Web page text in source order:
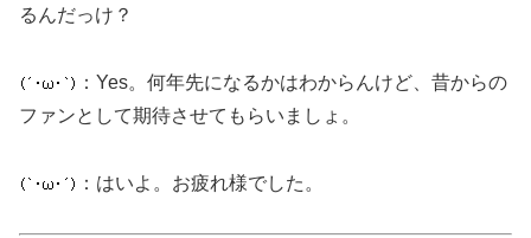
るんだっけ？
：Yes。何年先になるかはわからんけど、昔からの
ファンとして期待させてもらいましょ。
：はいよ。お疲れ様でした。